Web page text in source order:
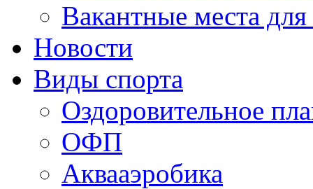
Вакантные места
Новости
Виды спорта
Оздоровительное
ОФП
Аквааэробика